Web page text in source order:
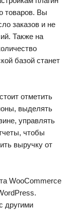
товаров. Вы
заказов и не
Также на
базой станет
отметить
выделять
управлять
чтобы
выручку от
WooCommerce
другими